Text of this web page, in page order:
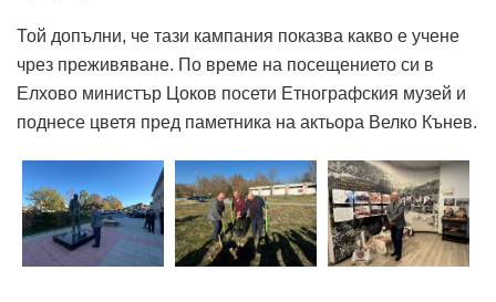
Той допълни, че тази кампания показва какво е учене
чрез преживяване. По време на посещението си в
Елхово министър Цоков посети Етнографския музей и
поднесе цветя пред паметника на актьора Велко Кънев.